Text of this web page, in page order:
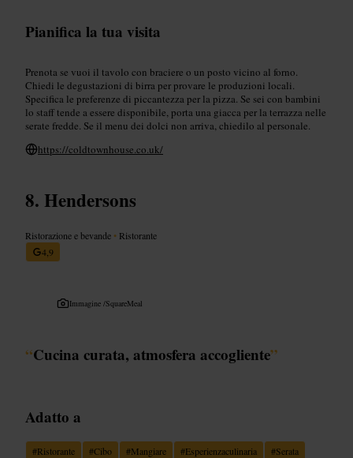
Pianifica la tua visita
Prenota se vuoi il tavolo con braciere o un posto vicino al forno.
Chiedi le degustazioni di birra per provare le produzioni locali.
Specifica le preferenze di piccantezza per la pizza. Se sei con bambini
lo staff tende a essere disponibile, porta una giacca per la terrazza nelle
serate fredde. Se il menu dei dolci non arriva, chiedilo al personale.
https://coldtownhouse.co.uk/
Hendersons
Ristorazione e bevande • Ristorante
4,9
Immagine /SquareMeal
“Cucina curata, atmosfera accogliente”
Adatto a
#Ristorante #Cibo #Mangiare #Esperienzaculinaria #Serata